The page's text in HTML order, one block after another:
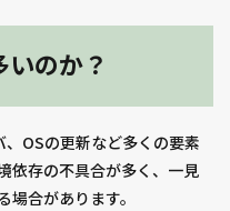
のか？
OSの更新など多くの要素
依存の不具合が多く、一見
合があります。